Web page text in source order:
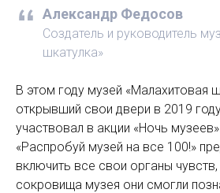
Александр Федосов
Создатель и руководитель
шкатулка»
В этом году музей «Малахитовая
открывший свои двери в 2019
участвовал в акции «Ночь
«Распробуй музей на все 100!»
включить все свои органы
сокровища музея они смогли